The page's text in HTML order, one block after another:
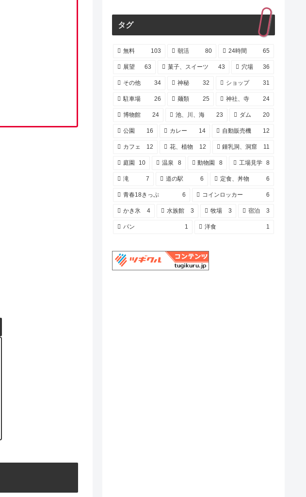
タグ
無料 103 朝活 80 24時間 65
展望 63 菓子、スイーツ 43 穴場 36
その他 34 神秘 32 ショップ 31
駐車場 26 麺類 25 神社、寺 24
博物館 24 池、川、海 23 ダム 20
公園 16 カレー 14 自動販売機 12
カフェ 12 花、植物 12 鍾乳洞、洞窟 11
庭園 10 温泉 8 動物園 8 工場見学 8
滝 7 道の駅 6 定食、丼物 6
青春18きっぷ 6 コインロッカー 6
かき氷 4 水族館 3 牧場 3 宿泊 3
パン 1 洋食 1